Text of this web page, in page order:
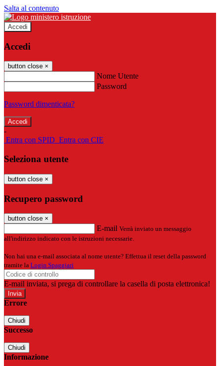
Salta al contenuto
Accedi
Accedi
button close ×
Nome Utente
Password
Password dimenticata?
-
Entra con SPID Entra con CIE
Seleziona utente
button close ×
Recupero password
button close ×
E-mail Verrà inviato un messaggio
all'indirizzo indicato con le istruzioni necessarie.
Non hai una e-mail associata al nome utente? Effettua il reset della password
tramite la Login Spaggiari
E-mail inviata, si prega di controllare la casella di posta elettronica!
Errore
Chiudi
Successo
Chiudi
Informazione